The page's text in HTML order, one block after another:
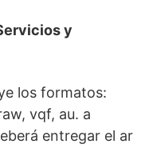
y
los formatos:
vqf, au. a
entregar el ar